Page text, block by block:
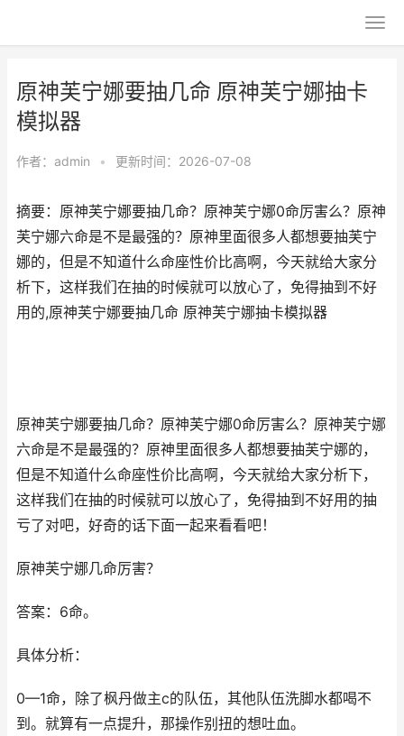
原神芙宁娜要抽几命 原神芙宁娜抽卡
模拟器
作者： admin • 更新时间：2026-07-08
摘要：原神芙宁娜要抽几命？原神芙宁娜0命厉害么？原神
芙宁娜六命是不是最强的？原神里面很多人都想要抽芙宁
娜的，但是不知道什么命座性价比高啊，今天就给大家分
析下，这样我们在抽的时候就可以放心了，免得抽到不好
用的,原神芙宁娜要抽几命 原神芙宁娜抽卡模拟器
原神芙宁娜要抽几命？原神芙宁娜0命厉害么？原神芙宁娜
六命是不是最强的？原神里面很多人都想要抽芙宁娜的，
但是不知道什么命座性价比高啊，今天就给大家分析下，
这样我们在抽的时候就可以放心了，免得抽到不好用的抽
亏了对吧，好奇的话下面一起来看看吧！
原神芙宁娜几命厉害？
答案：6命。
具体分析：
0—1命，除了枫丹做主c的队伍，其他队伍洗脚水都喝不
到。就算有一点提升，那操作别扭的想吐血。